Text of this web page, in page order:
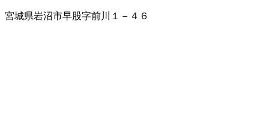
宮城県岩沼市早股字前川１－４６